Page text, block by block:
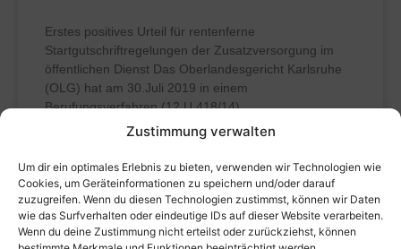
Zustimmung verwalten
Um dir ein optimales Erlebnis zu bieten, verwenden wir Technologien wie
Cookies, um Geräteinformationen zu speichern und/oder darauf
zuzugreifen. Wenn du diesen Technologien zustimmst, können wir Daten
wie das Surfverhalten oder eindeutige IDs auf dieser Website verarbeiten.
Wenn du deine Zustimmung nicht erteilst oder zurückziehst, können
Erstes positives Urteil für rentenferne
Startgutschriftregelungen der Zusatzversorgung im
öffentlichen Dienst Das Oberlandesgericht Karlsruhe
(OLG) hat am 30.Juli 2019 in einem
Berufungsverfahren (12 U 418/14)
Ablehnung einer Verfassungs­